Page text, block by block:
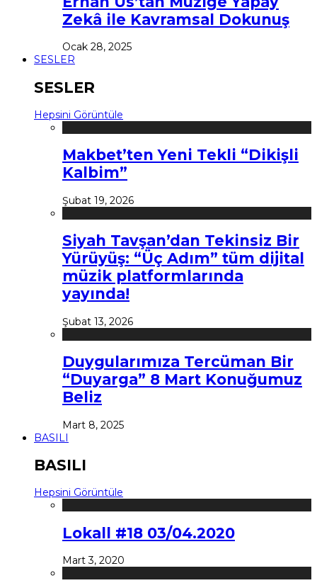
Zekâ ile Kavramsal Dokunuş
Ocak 28, 2025
SESLER
SESLER
Hepsini Görüntüle
Makbet’ten Yeni Tekli “Dikişli
Kalbim”
Şubat 19, 2026
Siyah Tavşan’dan Tekinsiz Bir
Yürüyüş: “Üç Adım” tüm dijital
müzik platformlarında
yayında!
Şubat 13, 2026
Duygularımıza Tercüman Bir
“Duyarga” 8 Mart Konuğumuz
Beliz
Mart 8, 2025
BASILI
BASILI
Hepsini Görüntüle
Lokall #18 03/04.2020
Mart 3, 2020